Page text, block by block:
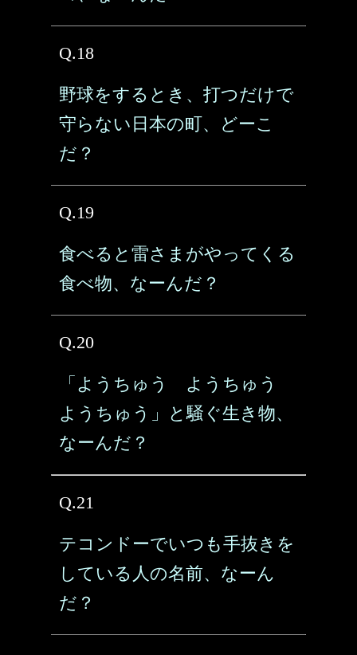
Q.18
野球をするとき、打つだけで
守らない日本の町、どーこ
だ？
Q.19
食べると雷さまがやってくる
食べ物、なーんだ？
Q.20
「ようちゅう ようちゅう
ようちゅう」と騒ぐ生き物、
なーんだ？
Q.21
テコンドーでいつも手抜きを
している人の名前、なーん
だ？